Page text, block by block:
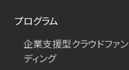
プログラム
企業支援型クラウドファン
ディング